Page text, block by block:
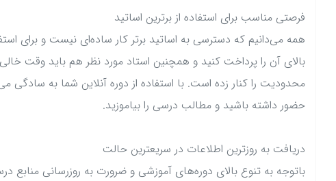
فرصتی مناسب برای استفاده از برترین اساتید
همه می‌دانیم که دسترسی به اساتید برتر کار ساده‌ای نیست و برای
بالای آن را پرداخت کنید و همچنین استاد مورد نظر هم باید وقت
محدودیت را کنار زده است. با استفاده از دوره آنلاین شما به سادگی
حضور داشته باشید و مطالب درسی را بیاموزید.
دریافت به روزترین اطلاعات در سریعترین حالت
باتوجه به تنوع بالای دوره‌های آموزشی و ضرورت به روزرسانی منابع